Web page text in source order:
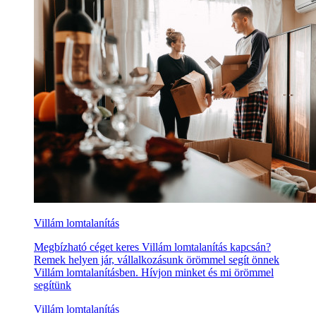
Villám lomtalanítás
Megbízható céget keres Villám lomtalanítás kapcsán?
Remek helyen jár, vállalkozásunk örömmel segít önnek
Villám lomtalanításben. Hívjon minket és mi örömmel
segítünk
Villám lomtalanítás